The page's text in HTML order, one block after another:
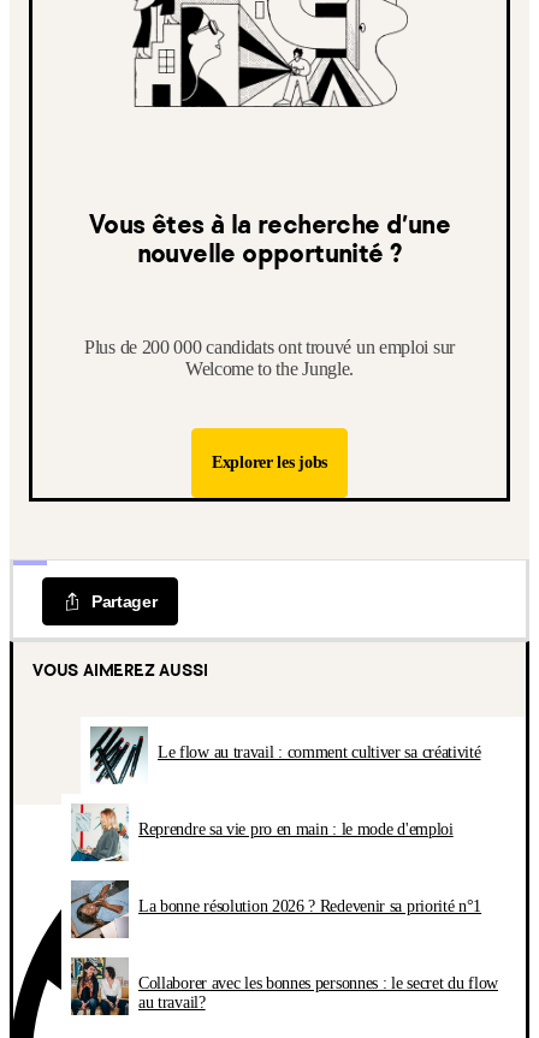
Vous êtes à la recherche d’une
nouvelle opportunité ?
Plus de 200 000 candidats ont trouvé un emploi sur
Welcome to the Jungle.
Explorer les jobs
Partager
VOUS AIMEREZ AUSSI
Le flow au travail : comment cultiver sa créativité
Reprendre sa vie pro en main : le mode d'emploi
La bonne résolution 2026 ? Redevenir sa priorité n°1
Collaborer avec les bonnes personnes : le secret du flow
au travail?